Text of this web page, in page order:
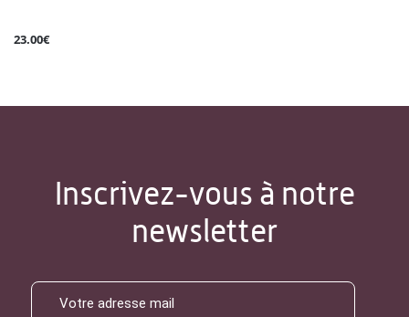
23.00€
Inscrivez-vous à notre
newsletter